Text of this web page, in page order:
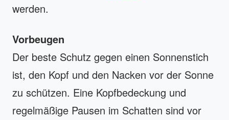
werden.
Vorbeugen
Der beste Schutz gegen einen Sonnenstich
ist, den Kopf und den Nacken vor der Sonne
zu schützen. Eine Kopfbedeckung und
regelmäßige Pausen im Schatten sind vor